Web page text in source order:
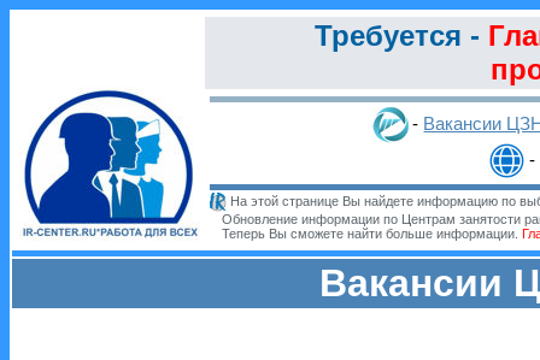
Требуется -
- Вакансии
-
На этой странице Вы найдете информацию по
Обновление информации по Центрам занятости
Теперь Вы сможете найти больше информации.
Вакансии